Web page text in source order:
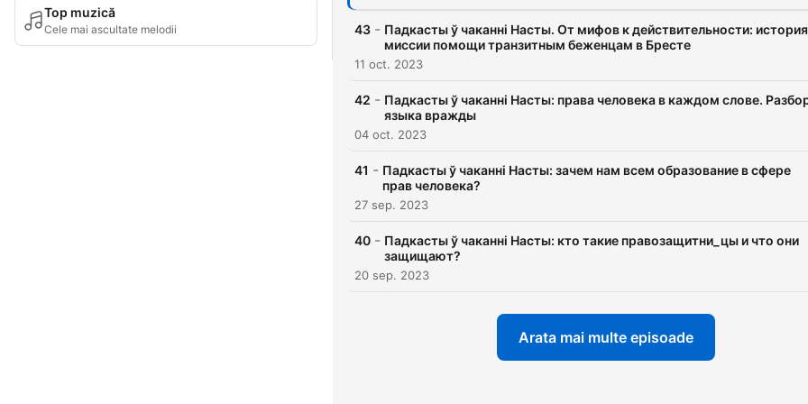
Top muzică
Cele mai ascultate melodii 43 - Падкасты ў чаканні Насты. От мифов к действительности: история
миссии помощи транзитным беженцам в Бресте
11 oct. 2023
42 - Падкасты ў чаканні Насты: права человека в каждом слове.
языка вражды
04 oct. 2023
41 - Падкасты ў чаканні Насты: зачем нам всем образование в сфере
прав человека?
27 sep. 2023
40 - Падкасты ў чаканні Насты: кто такие правозащитни_цы и что они
защищают?
20 sep. 2023
Arata mai multe episoade